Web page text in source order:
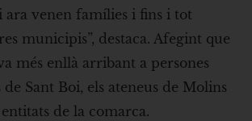
ara venen famílies i fins i tot
municipis”, destaca. Afegint que
més enllà arribant a persones
de Sant Boi, els ateneus de Molins
de la comarca.